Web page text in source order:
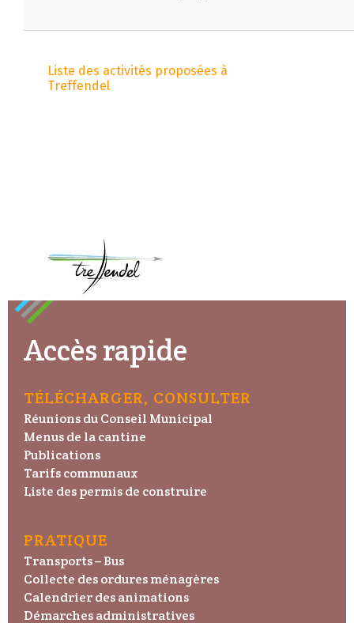
Liste des activités proposées à
Treffendel
Accès rapide
TÉLÉCHARGER, CONSULTER
Réunions du Conseil Municipal
Menus de la cantine
Publications
Tarifs communaux
Liste des permis de construire
PRATIQUE
Transports – Bus
Collecte des ordures ménagères
Calendrier des animations
Démarches administratives